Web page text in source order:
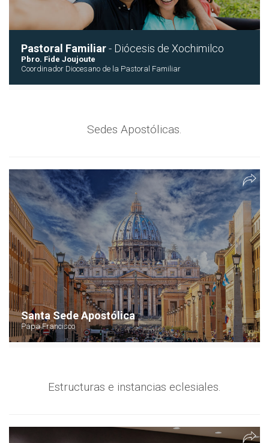
Pastoral Familiar- Diócesis de Xochimilco
Pbro. Fide Joujoute
Coordinador Diocesano de la Pastoral Familiar
Sedes Apostólicas.
Santa Sede Apostólica
Papa Francisco
Estructuras e instancias eclesiales.